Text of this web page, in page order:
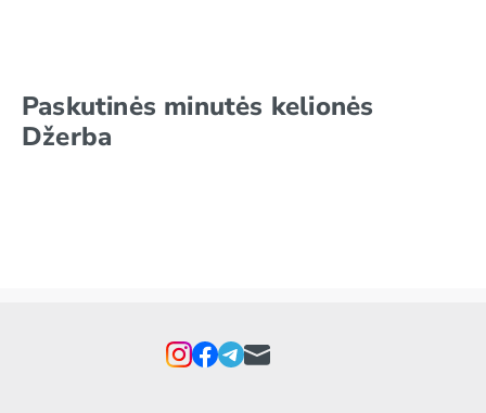
Paskutinės minutės kelionės
Džerba